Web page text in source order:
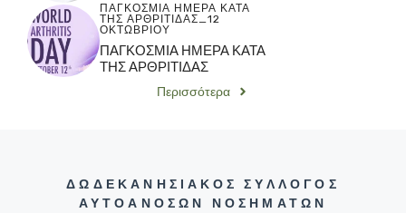
ΠΑΓΚΟΣΜΙΑ ΗΜΕΡΑ ΚΑΤΑ
ΤΗΣ ΑΡΘΡΙΤΙΔΑΣ_12
ΟΚΤΩΒΡΙΟΥ
ΠΑΓΚΟΣΜΙΑ ΗΜΕΡΑ ΚΑΤΑ
ΤΗΣ ΑΡΘΡΙΤΙΔΑΣ
Περισσότερα
ΔΩΔΕΚΑΝΗΣΙΑΚΟΣ ΣΥΛΛΟΓΟΣ
ΑΥΤΟΑΝΟΣΩΝ ΝΟΣΗΜΑΤΩΝ